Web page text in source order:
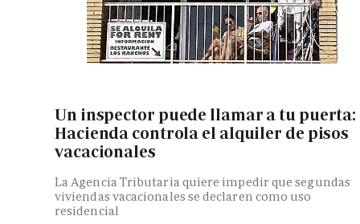
Un inspector puede llamar a tu puerta:
Hacienda controla el alquiler de pisos
vacacionales
La Agencia Tributaria quiere impedir que segundas
viviendas vacacionales se declaren como uso
residencial